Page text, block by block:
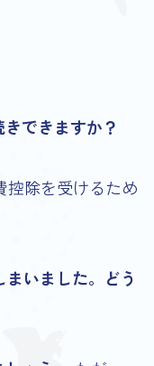
できますか？
控除を受けるため
いました。どう